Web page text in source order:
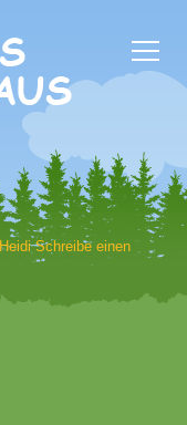
Heidi Schreibe einen